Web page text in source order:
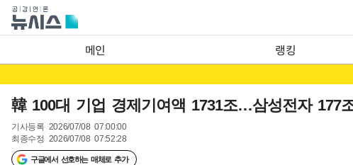
메인 랭킹
韓 100대 기업 경제기여액 1731조…삼성전자 177
기사등록 2026/07/08 07:00:00
최종수정 2026/07/08 07:52:28
구글에서 선호하는 매체로 추가